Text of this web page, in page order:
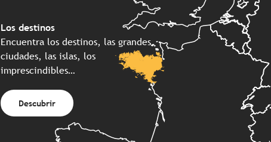
Los destinos
Encuentra los destinos, las grandes
ciudades, las islas, los
imprescindibles…
Descubrir